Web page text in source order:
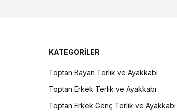
KATEGORİLER
Toptan Bayan Terlik ve Ayakkabı
Toptan Erkek Terlik ve Ayakkabı
Toptan Erkek Genç Terlik ve Ayakkabı